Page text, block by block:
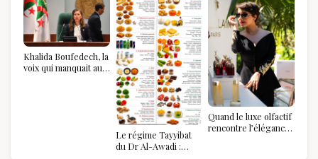
Khalida Boufedech, la
voix qui manquait au
Le régime Tayyibat
du Dr Al-Awadi :
Quand le luxe olfactif
rencontre l’élégance